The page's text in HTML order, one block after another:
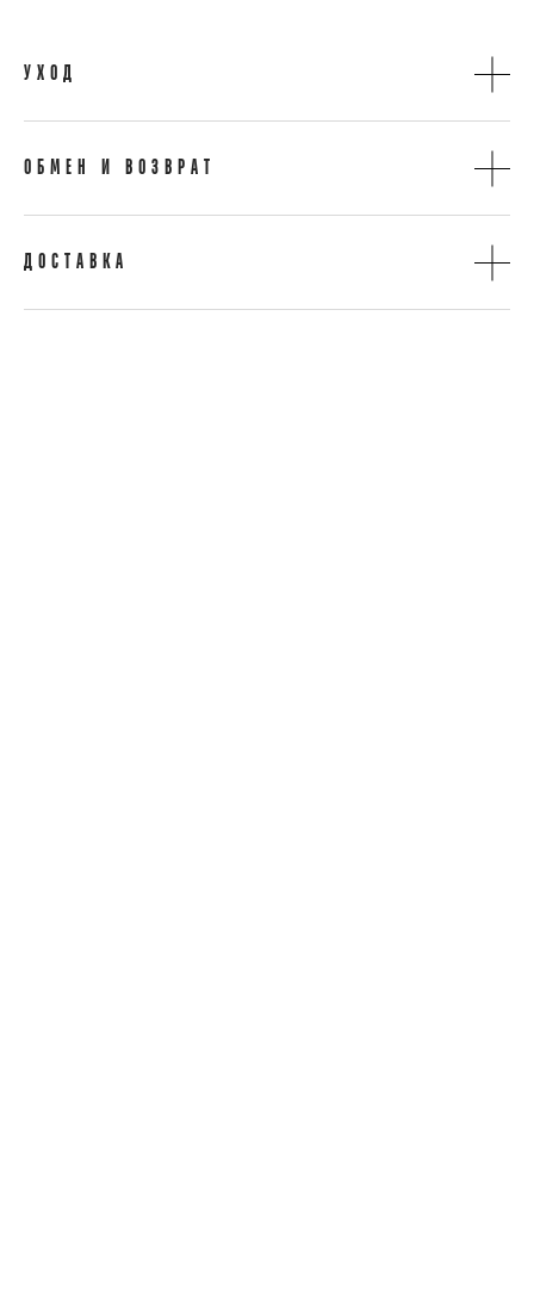
УХОД
ОБМЕН И ВОЗВРАТ
ДОСТАВКА